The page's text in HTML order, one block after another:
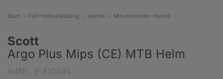
Start Fahrradbekleidung Helme Mountainbike-Helme
Scott
Argo Plus Mips (CE) MTB Helm